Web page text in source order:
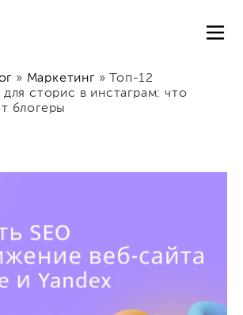
» Маркетинг»
Топ-12
сторис в инстаграм: что
блогеры